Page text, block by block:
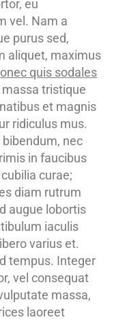
eu
vel. Nam a
purus sed,
aliquet, maximus
quis sodales
tristique
et magnis
ridiculus mus.
nec
in faucibus
curae;
diam rutrum
augue lobortis
iaculis
varius et.
tempus. Integer
vel consequat
massa,
laoreet